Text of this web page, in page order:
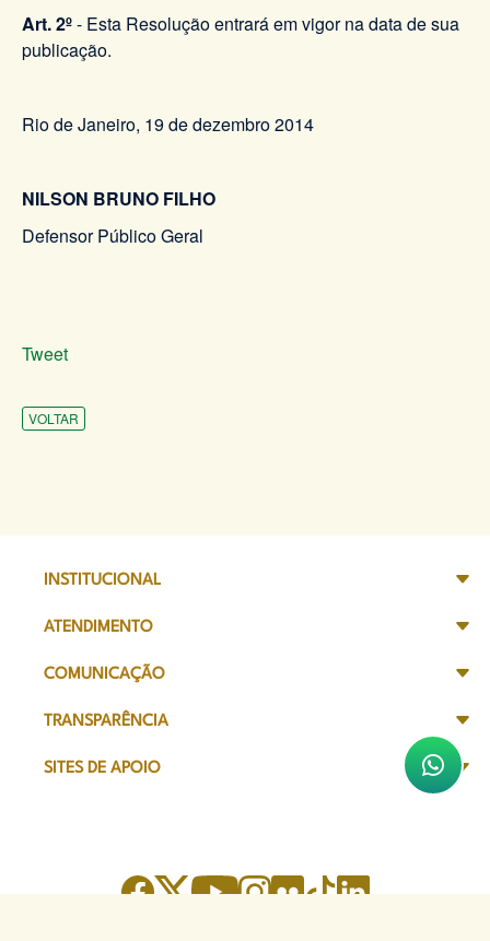
Art. 2º- Esta Resolução entrará em vigor na data de sua
publicação.
Rio de Janeiro, 19 de dezembro 2014
NILSON BRUNO FILHO
Defensor Público Geral
Tweet
VOLTAR
INSTITUCIONAL
ATENDIMENTO
COMUNICAÇÃO
TRANSPARÊNCIA
SITES DE APOIO